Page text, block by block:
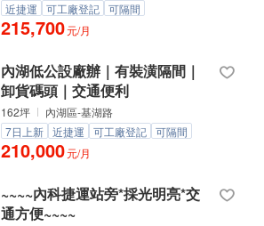
近捷運
可工廠登記 可隔間
215,700元/月
內湖低公設廠辦｜有裝潢隔間｜
卸貨碼頭｜交通便利
162坪
內湖區-基湖路
7日上新 近捷運 可工廠登記 可隔間
210,000元/月
~~~~內科捷運站旁*採光明亮*交
通方便~~~~